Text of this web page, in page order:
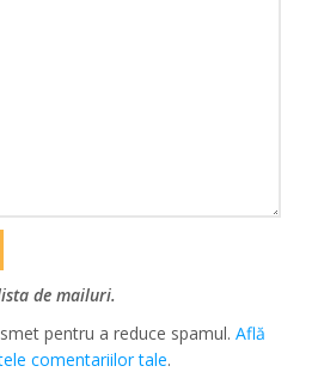
de mailuri.
pentru a reduce spamul.Află
comentariilor tale.